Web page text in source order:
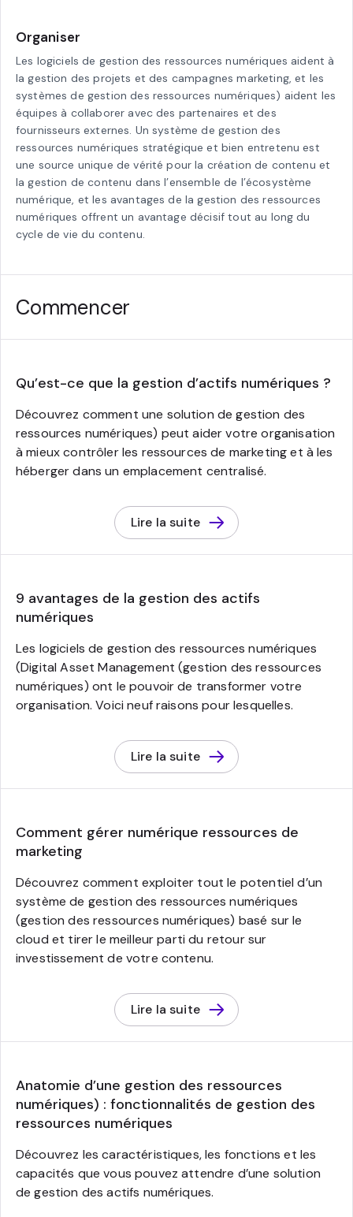
Organiser
Les logiciels de gestion des ressources numériques aident à
la gestion des projets et des campagnes marketing, et les
systèmes de gestion des ressources numériques) aident les
équipes à collaborer avec des partenaires et des
fournisseurs externes. Un système de gestion des
ressources numériques stratégique et bien entretenu est
une source unique de vérité pour la création de contenu et
la gestion de contenu dans l’ensemble de l’écosystème
numérique, et les avantages de la gestion des ressources
numériques offrent un avantage décisif tout au long du
cycle de vie du contenu.
Commencer
Qu’est-ce que la gestion d’actifs numériques ?
Découvrez comment une solution de gestion des
ressources numériques) peut aider votre organisation
à mieux contrôler les ressources de marketing et à les
héberger dans un emplacement centralisé.
Lire la suite
9 avantages de la gestion des actifs
numériques
Les logiciels de gestion des ressources numériques
(Digital Asset Management (gestion des ressources
numériques) ont le pouvoir de transformer votre
organisation. Voici neuf raisons pour lesquelles.
Lire la suite
Comment gérer numérique ressources de
marketing
Découvrez comment exploiter tout le potentiel d’un
système de gestion des ressources numériques
(gestion des ressources numériques) basé sur le
cloud et tirer le meilleur parti du retour sur
investissement de votre contenu.
Lire la suite
Anatomie d’une gestion des ressources
numériques) : fonctionnalités de gestion des
ressources numériques
Découvrez les caractéristiques, les fonctions et les
capacités que vous pouvez attendre d’une solution
de gestion des actifs numériques.